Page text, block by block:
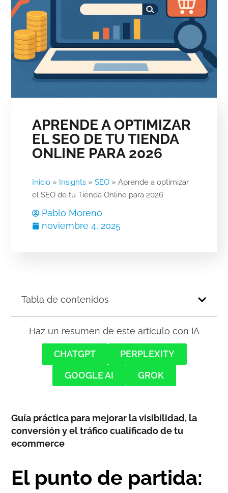
APRENDE A OPTIMIZAR
EL SEO DE TU TIENDA
ONLINE PARA 2026
Inicio» Insights» SEO» Aprende a optimizar
el SEO de tu Tienda Online para 2026
Pablo Moreno
noviembre 4, 2025
Tabla de contenidos
Haz un resumen de este artículo con IA
CHATGPT
PERPLEXITY
GOOGLE AI
GROK
Guía práctica para mejorar la visibilidad, la
conversión y el tráfico cualificado de tu
ecommerce
El punto de partida: